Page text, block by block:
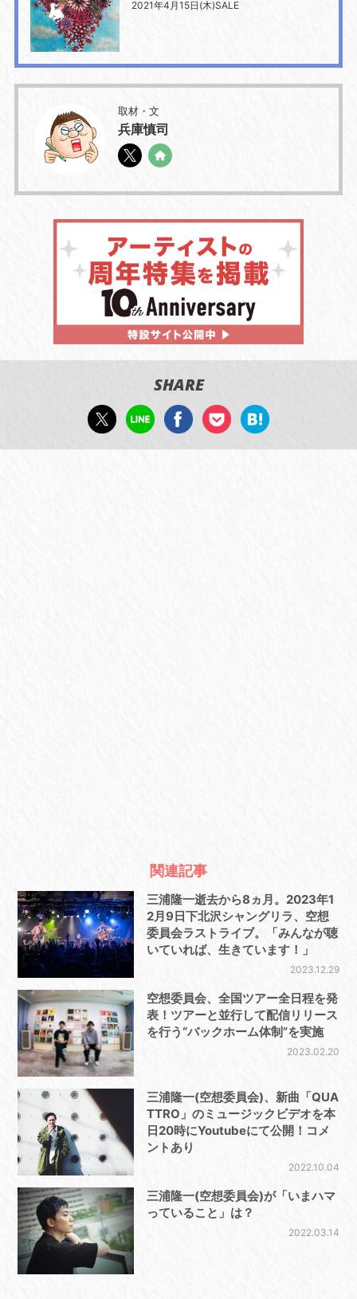
2021年4月15日(木)SALE
取材・文
兵庫慎司
SHARE
関連記事
三浦隆一逝去から8ヵ月。2023年1
2月9日下北沢シャングリラ、空想
委員会ラストライブ。「みんなが聴
いていれば、生きています！」
2023.12.29
空想委員会、全国ツアー全日程を発
表！ツアーと並行して配信リリース
を行う“バックホーム体制”を実施
2023.02.20
三浦隆一(空想委員会)、新曲「QUA
TTRO」のミュージックビデオを本
日20時にYoutubeにて公開！コメ
ントあり
2022.10.04
三浦隆一(空想委員会)が「いまハマ
っていること」は？
2022.03.14